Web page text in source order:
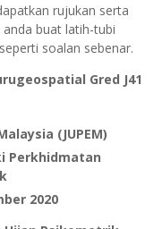
rujukan serta
buat latih-tubi
soalan sebenar.
Gred J41
(JUPEM)
Perkhidmatan
2020